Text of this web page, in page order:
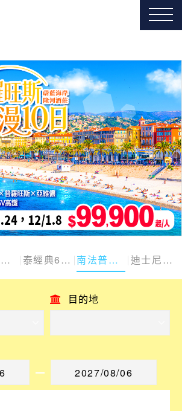
超值釜慶邱 泰經典6日 南法普羅旺斯10日 迪士尼探險號
目的地